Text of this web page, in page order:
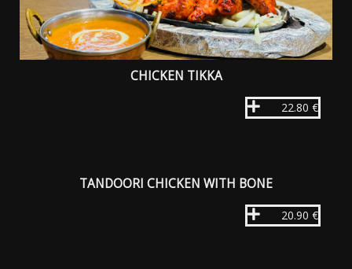
CHICKEN TIKKA
22.80 €
TANDOORI CHICKEN WITH BONE
20.90 €